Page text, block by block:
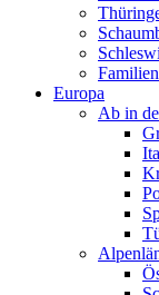
Europa
Ab in